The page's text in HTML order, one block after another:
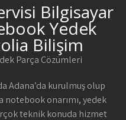
Bilgisayar
Yedek
Bilişim
Parça Çözümleri
Adana’da kurulmuş olup
notebook onarımı, yedek
teknik konuda hizmet